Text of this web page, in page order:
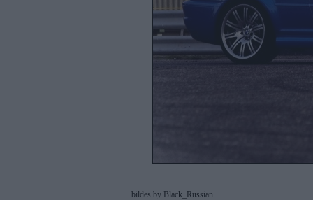
bildes by Black_Russian